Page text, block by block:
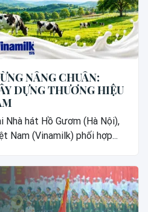
NÂNG CHUẨN:
DỰNG THƯƠNG HIỆU
hát Hồ Gươm (Hà Nội),
Nam (Vinamilk) phối hợp...